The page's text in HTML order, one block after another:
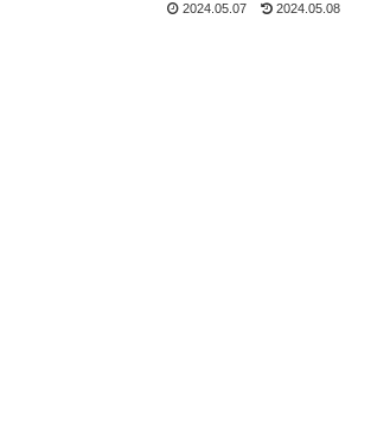
2024.05.07 2024.05.08